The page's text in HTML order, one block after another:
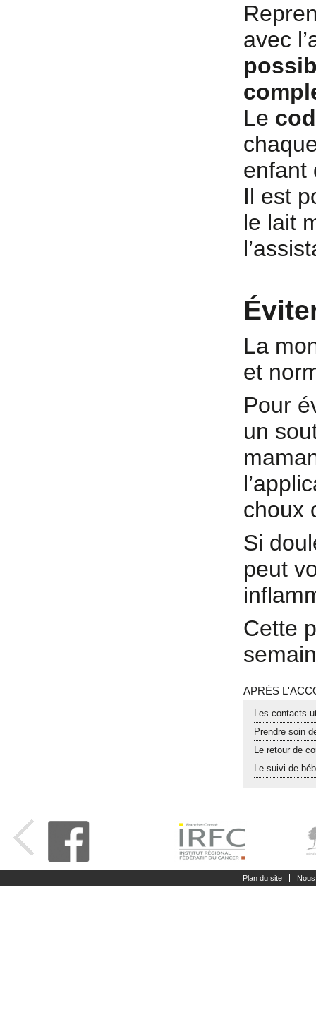
avec
Le
enfant
Il est
le lait
La
et
Pour
un
choux
Si
peut
Cette
APRÈS
Les contacts
Prendre soin
Le retour de
Le suivi de
Plan du site